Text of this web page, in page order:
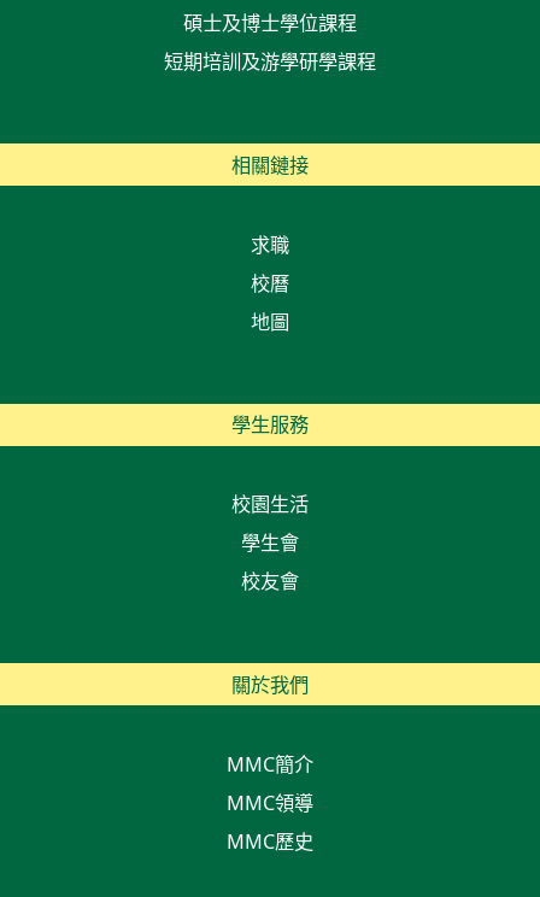
碩士及博士學位課程
短期培訓及游學研學課程
相關鏈接
求職
校曆
地圖
學生服務
校園生活
學生會
校友會
關於我們
MMC簡介
MMC領導
MMC歷史